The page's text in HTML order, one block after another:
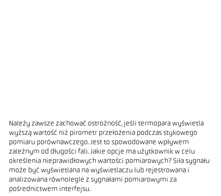
Należy zawsze zachować ostrożność, jeśli termopara wyświetla
wyższą wartość niż pirometr przełożenia podczas stykowego
pomiaru porównawczego. Jest to spowodowane wpływem
zależnym od długości fali. Jakie opcje ma użytkownik w celu
określenia nieprawidłowych wartości pomiarowych? Siła sygnału
może być wyświetlana na wyświetlaczu lub rejestrowana i
analizowana równolegle z sygnałami pomiarowymi za
pośrednictwem interfejsu.